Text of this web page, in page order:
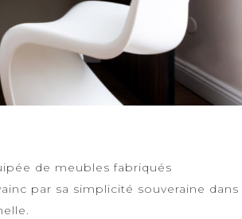
de meubles fabriqués
par sa simplicité souveraine dans